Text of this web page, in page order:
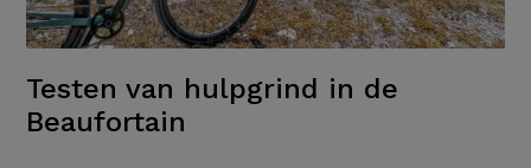
Testen van hulpgrind in de
Beaufortain